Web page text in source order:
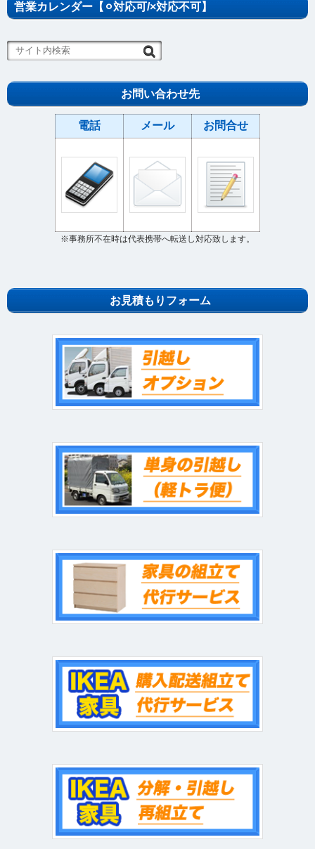
営業カレンダー【⚪︎対応可/×対応不可】
お問い合わせ先
電話 メール お問合せ
※事務所不在時は代表携帯へ転送し対応致します。
お見積もりフォーム